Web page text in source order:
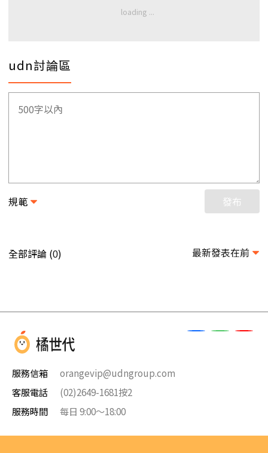
udn討論區
規範 發布
全部評論 (0) 最新發表在前
服務信箱
orangevip@udngroup.com
客服電話
(02)2649-1681按2
服務時間
每日 9:00～18:00